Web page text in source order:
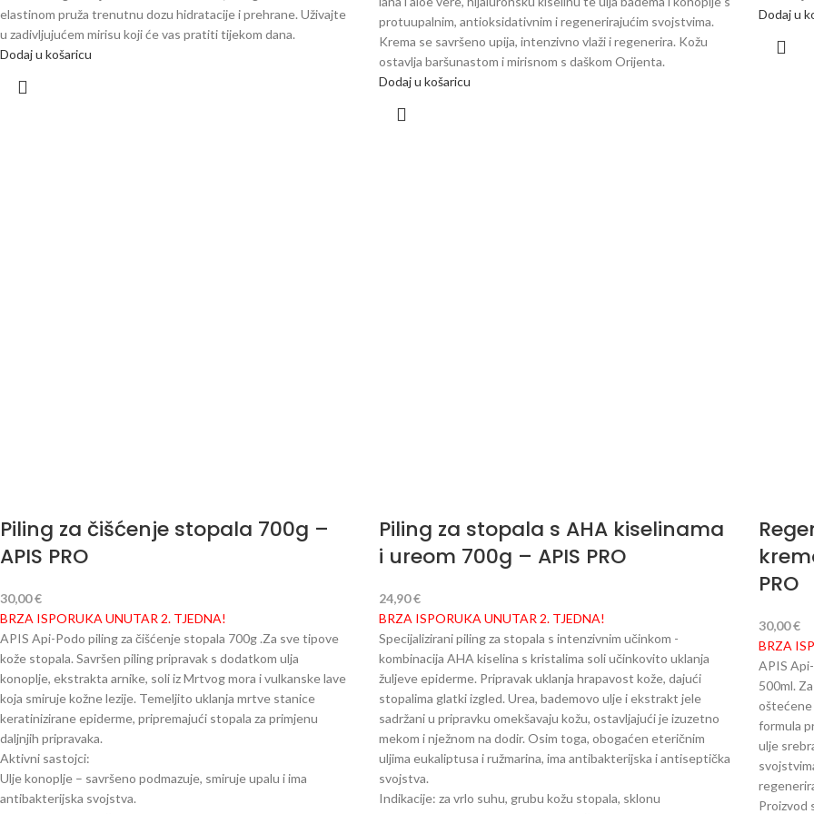
elastinom pruža trenutnu dozu hidratacije i prehrane. Uživajte
u zadivljujućem mirisu koji će vas pratiti tijekom dana.
Dodaj u košaricu
protuupalnim, antioksidativnim i regenerirajućim svojstvima.
Krema se savršeno upija, intenzivno vlaži i regenerira. Kožu
ostavlja baršunastom i mirisnom s daškom Orijenta.
Dodaj u košaricu
Dodaj u
Piling za čišćenje stopala 700g –
APIS PRO
30,00€
BRZA ISPORUKA UNUTAR 2. TJEDNA!
APIS Api-Podo piling za čišćenje stopala 700g .Za sve tipove
kože stopala. Savršen piling pripravak s dodatkom ulja
konoplje, ekstrakta arnike, soli iz Mrtvog mora i vulkanske lave
koja smiruje kožne lezije. Temeljito uklanja mrtve stanice
keratinizirane epiderme, pripremajući stopala za primjenu
daljnjih pripravaka.
Aktivni sastojci:
Ulje konoplje – savršeno podmazuje, smiruje upalu i ima
antibakterijska svojstva.
Piling za stopala s AHA kiselinama
i ureom 700g – APIS PRO
24,90€
BRZA ISPORUKA UNUTAR 2. TJEDNA!
Specijalizirani piling za stopala s intenzivnim učinkom -
kombinacija AHA kiselina s kristalima soli učinkovito uklanja
žuljeve epiderme. Pripravak uklanja hrapavost kože, dajući
stopalima glatki izgled. Urea, bademovo ulje i ekstrakt jele
sadržani u pripravku omekšavaju kožu, ostavljajući je izuzetno
mekom i nježnom na dodir. Osim toga, obogaćen eteričnim
uljima eukaliptusa i ružmarina, ima antibakterijska i antiseptička
svojstva.
Indikacije: za vrlo suhu, grubu kožu stopala, sklonu
PRO
30,00€
BRZA
APIS
500ml.
oštećene
formula
ulje
Proizvod